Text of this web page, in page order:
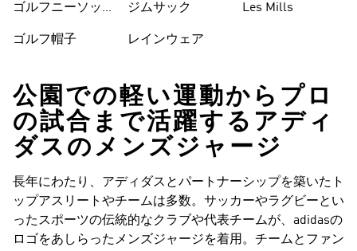
ゴルフニーソック
ゴルフ帽子
ジムサック
レインウェア
Les Mills
公園での軽い運動からプロ
の試合まで活躍するアディ
ダスのメンズジャージ
長年にわたり、アディダスとパートナーシップを築いたト
ップアスリートやチームは多数。サッカーやラグビーとい
ったスポーツの伝統的なクラブや代表チームが、adidasの
ロゴをあしらったメンズジャージを着用。チームとファン